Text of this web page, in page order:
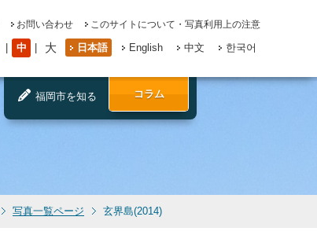
お問い合わせ このサイトについて・写真利用上の注意
中 大 日本語 English 中文 한국어
福岡市を知る コラム
写真一覧ページ 玄界島(2014)